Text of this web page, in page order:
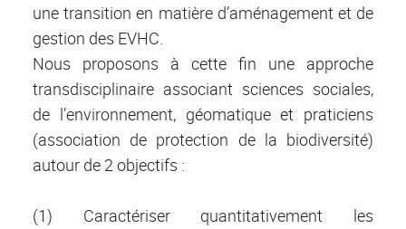
une transition en matière d’aménagement et de
gestion des EVHC.
Nous proposons à cette fin une approche
transdisciplinaire associant sciences sociales,
de l’environnement, géomatique et praticiens
(association de protection de la biodiversité)
autour de 2 objectifs :
(1) Caractériser quantitativement les